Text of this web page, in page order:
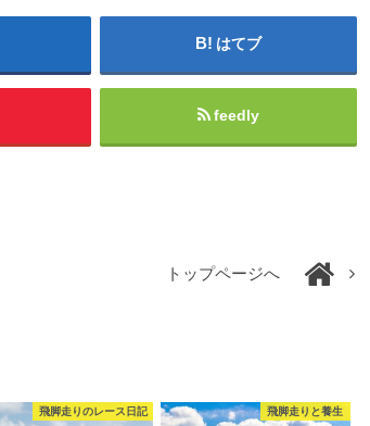
はてブ
feedly
トップページへ
飛脚走りのレース日記 飛脚走りと養生